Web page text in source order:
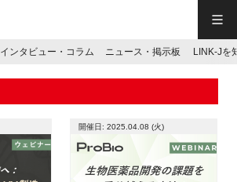
インタビュー・コラム ニュース・掲示板 LINK-Jを
開催日: 2025.04.08 (火)